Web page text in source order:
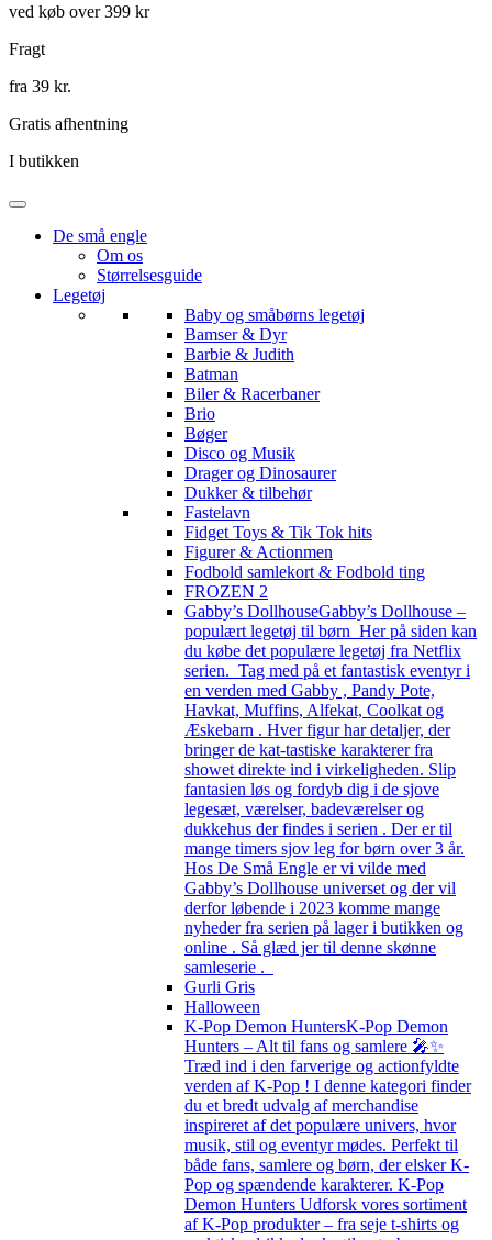
ved køb over 399 kr
Fragt
fra 39 kr.
Gratis afhentning
I butikken
De små engle
Om os
Størrelsesguide
Legetøj
Baby og småbørns legetøj
Bamser & Dyr
Barbie & Judith
Batman
Biler & Racerbaner
Brio
Bøger
Disco og Musik
Drager og Dinosaurer
Dukker & tilbehør
Fastelavn
Fidget Toys & Tik Tok hits
Figurer & Actionmen
Fodbold samlekort & Fodbold ting
FROZEN 2
Gabby’s DollhouseGabby’s Dollhouse –
populært legetøj til børn Her på siden kan
du købe det populære legetøj fra Netflix
serien. Tag med på et fantastisk eventyr i
en verden med Gabby , Pandy Pote,
Havkat, Muffins, Alfekat, Coolkat og
Æskebarn . Hver figur har detaljer, der
bringer de kat-tastiske karakterer fra
showet direkte ind i virkeligheden. Slip
fantasien løs og fordyb dig i de sjove
legesæt, værelser, badeværelser og
dukkehus der findes i serien . Der er til
mange timers sjov leg for børn over 3 år.
Hos De Små Engle er vi vilde med
Gabby’s Dollhouse universet og der vil
derfor løbende i 2023 komme mange
nyheder fra serien på lager i butikken og
online . Så glæd jer til denne skønne
samleserie .
Gurli Gris
Halloween
K-Pop Demon HuntersK-Pop Demon
Hunters – Alt til fans og samlere 🎤✨
Træd ind i den farverige og actionfyldte
verden af K-Pop ! I denne kategori finder
du et bredt udvalg af merchandise
inspireret af det populære univers, hvor
musik, stil og eventyr mødes. Perfekt til
både fans, samlere og børn, der elsker K-
Pop og spændende karakterer. K-Pop
Demon Hunters Udforsk vores sortiment
af K-Pop produkter – fra seje t-shirts og